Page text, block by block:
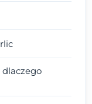
dlaczego